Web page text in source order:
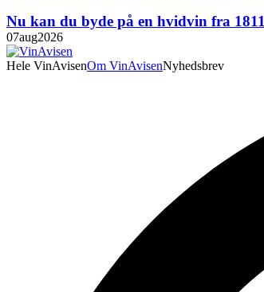
Nu kan du byde på en hvidvin fra 1811
07aug2026
Hele VinAvisenOm VinAvisenNyhedsbrev